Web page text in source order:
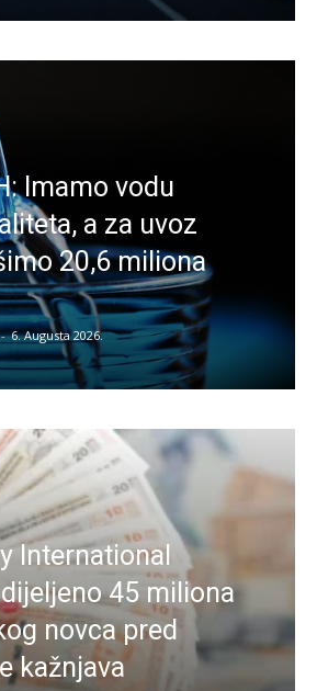
Imamo vodu
a za uvoz
20,6 miliona
- 6. Augusta 2026.
International
45 miliona
novca pred
kažnjava